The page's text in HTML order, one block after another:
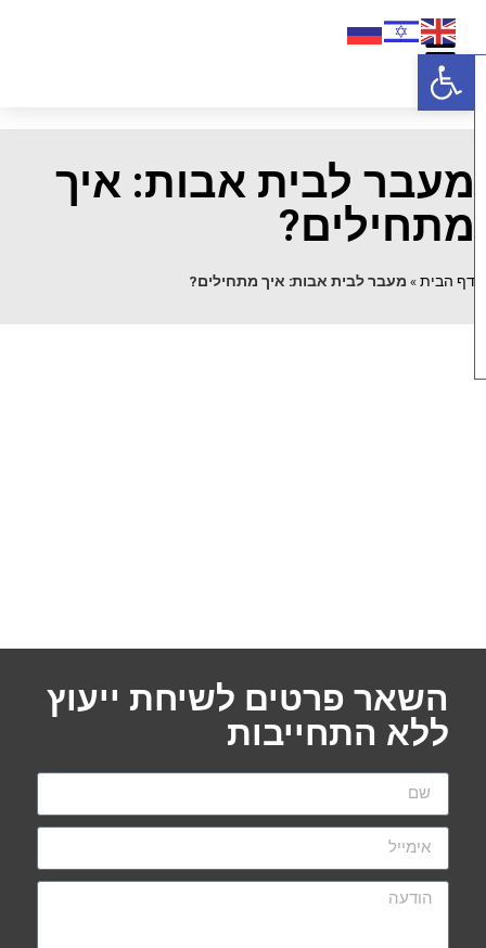
פתח סרגל נגישות
מעבר לבית אבות: איך
מתחילים?
דף הבית»מעבר לבית אבות: איך מתחילים?
השאר פרטים לשיחת ייעוץ
ללא התחייבות